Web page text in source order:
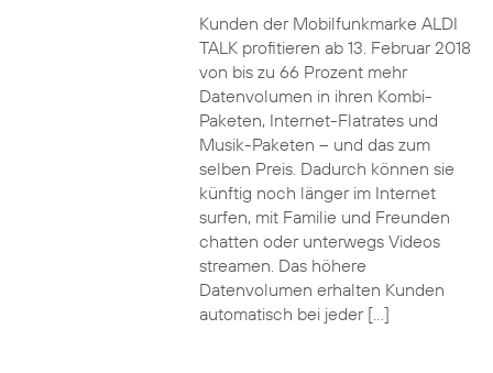
Kunden der Mobilfunkmarke ALDI
TALK profitieren ab 13. Februar 2018
von bis zu 66 Prozent mehr
Datenvolumen in ihren Kombi-
Paketen, Internet-Flatrates und
Musik-Paketen – und das zum
selben Preis. Dadurch können sie
künftig noch länger im Internet
surfen, mit Familie und Freunden
chatten oder unterwegs Videos
streamen. Das höhere
Datenvolumen erhalten Kunden
automatisch bei jeder […]